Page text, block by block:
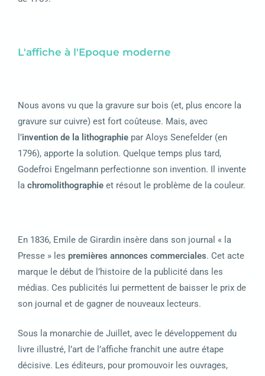
L'affiche à l'Epoque moderne
Nous avons vu que la gravure sur bois (et, plus encore la
gravure sur cuivre) est fort coûteuse. Mais, avec
l’invention de la lithographie par Aloys Senefelder (en
1796), apporte la solution. Quelque temps plus tard,
Godefroi Engelmann perfectionne son invention. Il invente
la chromolithographie et résout le problème de la couleur.
En 1836, Emile de Girardin insère dans son journal « la
Presse » les premières annonces commerciales. Cet acte
marque le début de l’histoire de la publicité dans les
médias. Ces publicités lui permettent de baisser le prix de
son journal et de gagner de nouveaux lecteurs.
Sous la monarchie de Juillet, avec le développement du
livre illustré, l’art de l’affiche franchit une autre étape
décisive. Les éditeurs, pour promouvoir les ouvrages,